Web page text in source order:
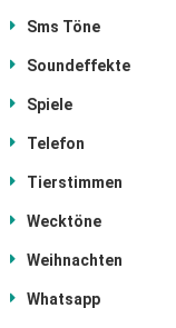
Sms Töne
Soundeffekte
Spiele
Telefon
Tierstimmen
Wecktöne
Weihnachten
Whatsapp